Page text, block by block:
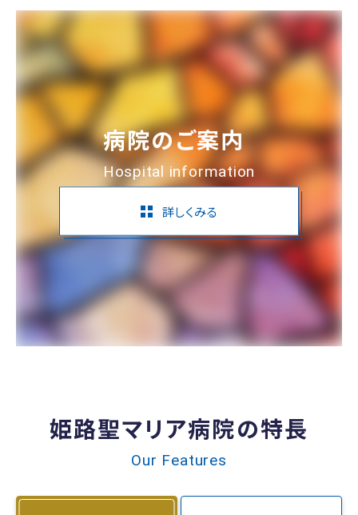
病院のご案内
Hospital information
詳しくみる
姫路聖マリア病院の特長
Our Features